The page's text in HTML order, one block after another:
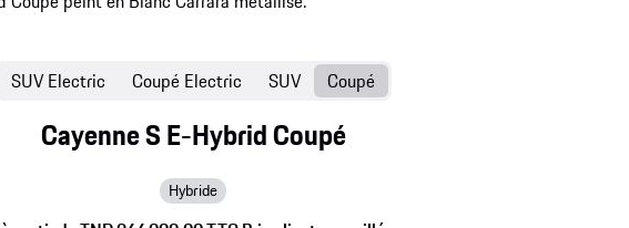
Cayenne S E-Hybrid Coupé
Hybride
SUV Electric Coupé Electric SUV Coupé